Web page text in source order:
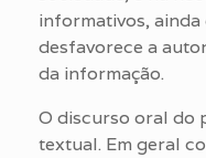
informativos,
desfavorece a
da informação.
O discurso oral do
textual. Em geral